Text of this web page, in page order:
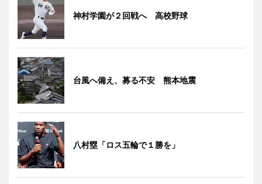
神村学園が２回戦へ 高校野球
台風へ備え、募る不安 熊本地震
八村塁「ロス五輪で１勝を」